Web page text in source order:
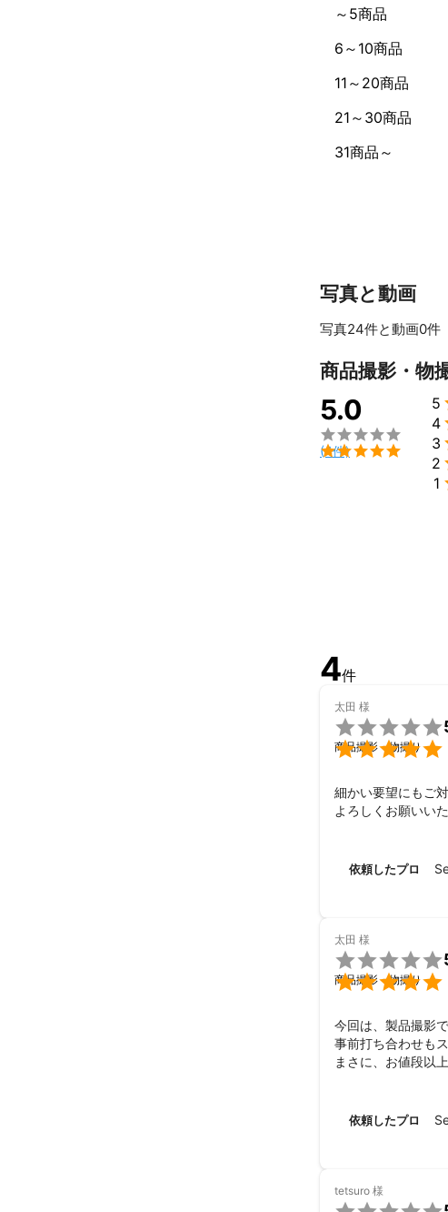
～5商品
6～10商品
11～20商品
21～30商品
31商品～
写真と動画
写真24件と動画0件
商品撮影・物
5.0


(4件)
5
4
3
2
1
4件
太田 様


商品撮影・物撮り
細かい要望にもご
よろしくお願いいた
依頼したプロ
太田 様


商品撮影・物撮り
今回は、製品撮影
事前打ち合わせも
まさに、お値段以
依頼したプロ
tetsuro 様